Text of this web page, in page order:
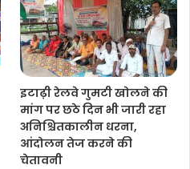
इटाढ़ी रेलवे गुमटी खोलने की
मांग पर छठे दिन भी जारी रहा
अनिश्चितकालीन धरना,
आंदोलन तेज करने की
चेतावनी